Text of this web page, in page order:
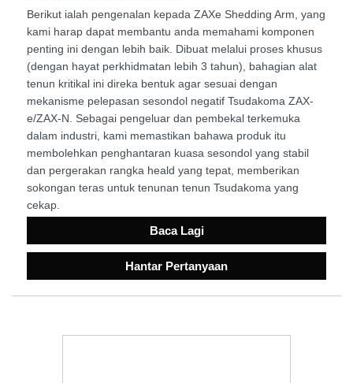
Berikut ialah pengenalan kepada ZAXe Shedding Arm, yang
kami harap dapat membantu anda memahami komponen
penting ini dengan lebih baik. Dibuat melalui proses khusus
(dengan hayat perkhidmatan lebih 3 tahun), bahagian alat
tenun kritikal ini direka bentuk agar sesuai dengan
mekanisme pelepasan sesondol negatif Tsudakoma ZAX-
e/ZAX-N. Sebagai pengeluar dan pembekal terkemuka
dalam industri, kami memastikan bahawa produk itu
membolehkan penghantaran kuasa sesondol yang stabil
dan pergerakan rangka heald yang tepat, memberikan
sokongan teras untuk tenunan tenun Tsudakoma yang
cekap.
Baca Lagi
Hantar Pertanyaan